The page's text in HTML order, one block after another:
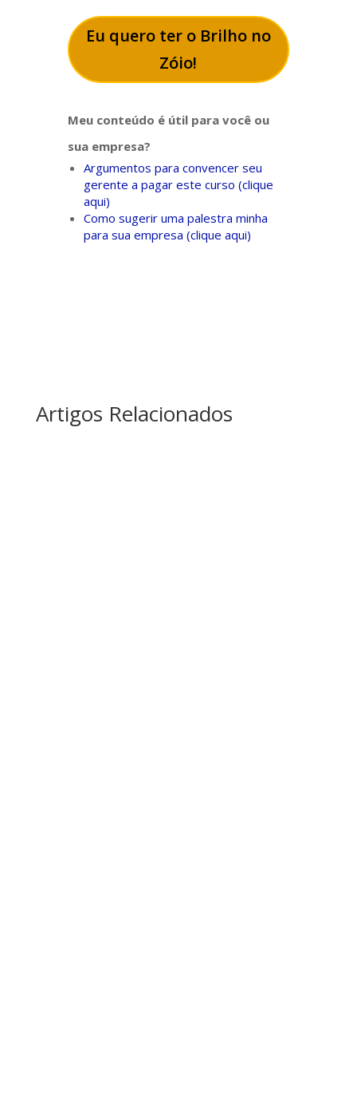
Eu quero ter o Brilho no
Zóio!
Meu conteúdo é útil para você ou
sua empresa?
Argumentos para convencer seu
gerente a pagar este curso (clique
aqui)
Como sugerir uma palestra minha
para sua empresa (clique aqui)
Artigos Relacionados